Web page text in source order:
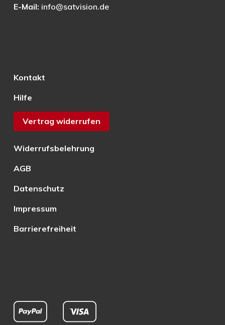
E-Mail: info@satvision.de
Kontakt
Hilfe
Vertrag widerrufen
Widerrufsbelehrung
AGB
Datenschutz
Impressum
Barrierefreiheit